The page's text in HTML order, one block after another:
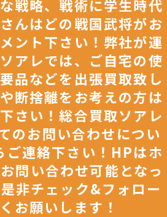
戦略、戦術に学生時代
んはどの戦国武将がお
ント下さい！弊社が運
アレでは、ご自宅の使
品などを出張買取致し
断捨離をお考えの方は
さい！総合買取ソアレ
のお問い合わせについ
ご連絡下さい！HPはホ
問い合わせ可能となっ
非チェック&フォロー
お願いします！